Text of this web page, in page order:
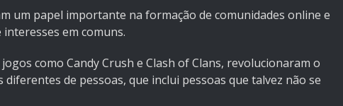
um papel importante na formação de comunidades online e
em comuns.
como Candy Crush e Clash of Clans, revolucionaram o
de pessoas, que inclui pessoas que talvez não se